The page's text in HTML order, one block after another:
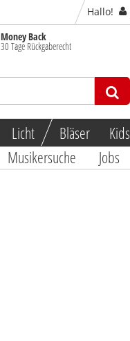
Hallo!
Money Back
30 Tage Rückgaberecht
Licht Bläser Kids
Musikersuche Jobs